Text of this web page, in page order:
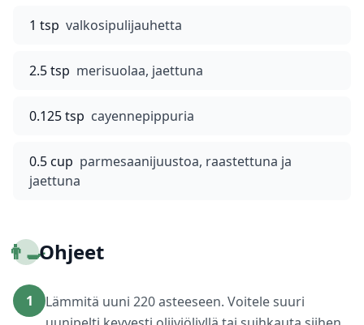
1 tsp valkosipulijauhetta
2.5 tsp merisuolaa, jaettuna
0.125 tsp cayennepippuria
0.5 cup parmesaanijuustoa, raastettuna ja
jaettuna
👨‍🍳Ohjeet
1
Lämmitä uuni 220 asteeseen. Voitele suuri